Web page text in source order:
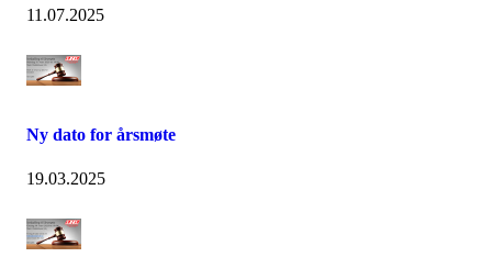
11.07.2025
Ny dato for årsmøte
19.03.2025